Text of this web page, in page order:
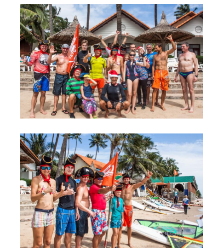
Новости
Медиа
Фото
Видео
Места катания
Наши станции
Ветратория.Дахаб
Ветратория Россия
Ветратория.Вьетнам
Цены
Обучение Виндсерфингу
Прокат виндсерфинга и винг фойла
Классический серфинг и SUP